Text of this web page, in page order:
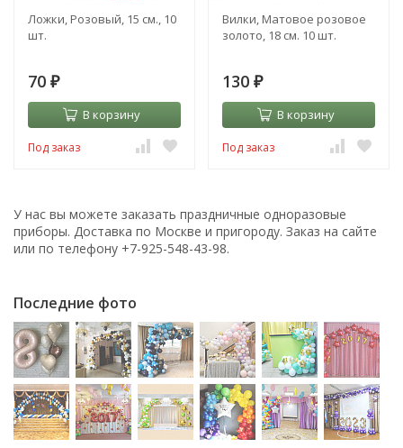
Ложки, Розовый, 15 см., 10
шт.
70 ₽
В корзину
Под заказ
Вилки, Матовое розовое
золото, 18 см. 10 шт.
130 ₽
В корзину
Под заказ
У нас вы можете заказать праздничные одноразовые
приборы. Доставка по Москве и пригороду. Заказ на сайте
или по телефону +7-925-548-43-98.
Последние фото